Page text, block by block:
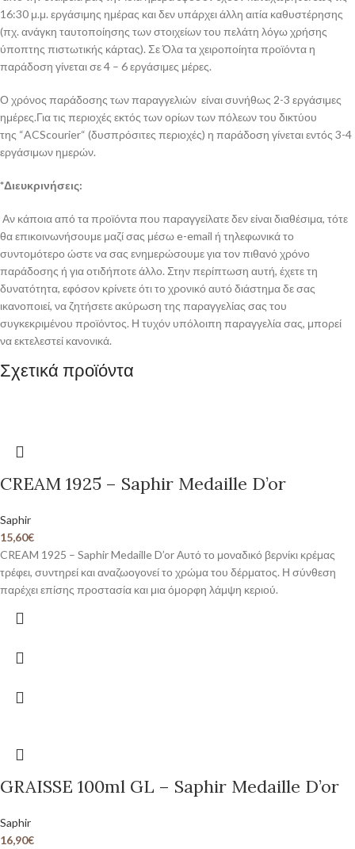
16:30 μ.μ. εργάσιμης ημέρας και δεν υπάρχει άλλη αιτία καθυστέρησης
(πχ. ανάγκη ταυτοποίησης των στοιχείων του πελάτη λόγω χρήσης
ύποπτης πιστωτικής κάρτας). Σε Όλα τα χειροποίητα προϊόντα η
παράδοση γίνεται σε 4 – 6 εργάσιμες μέρες.
Ο χρόνος παράδοσης των παραγγελιών είναι συνήθως 2-3 εργάσιμες
ημέρες.Για τις περιοχές εκτός των ορίων των πόλεων του δικτύου
της “ACScourier“ (δυσπρόσιτες περιοχές) η παράδοση γίνεται εντός 3-4
εργάσιμων ημερών.
*Διευκρινήσεις:
Αν κάποια από τα προϊόντα που παραγγείλατε δεν είναι διαθέσιμα, τότε
θα επικοινωνήσουμε μαζί σας μέσω e-email ή τηλεφωνικά το
συντομότερο ώστε να σας ενημερώσουμε για τον πιθανό χρόνο
παράδοσης ή για οτιδήποτε άλλο. Στην περίπτωση αυτή, έχετε τη
δυνατότητα, εφόσον κρίνετε ότι το χρονικό αυτό διάστημα δε σας
ικανοποιεί, να ζητήσετε ακύρωση της παραγγελίας σας του
συγκεκριμένου προϊόντος. Η τυχόν υπόλοιπη παραγγελία σας, μπορεί
να εκτελεστεί κανονικά.
Σχετικά προϊόντα
CREAM 1925 – Saphir Medaille D’or
Saphir
15,60€
CREAM 1925 – Saphir Medaille D’or Αυτό το μοναδικό βερνίκι κρέμας
τρέφει, συντηρεί και αναζωογονεί το χρώμα του δέρματος. Η σύνθεση
παρέχει επίσης προστασία και μια όμορφη λάμψη κεριού.
GRAISSE 100ml GL – Saphir Medaille D’or
Saphir
16,90€